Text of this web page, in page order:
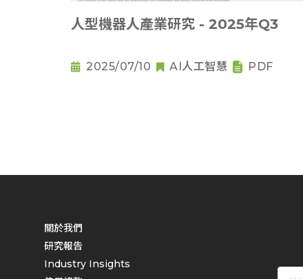
人型機器人產業研究 - 2025年Q3
2025/07/10 AI人工智慧 PDF
關於我們
研究報告
Industry Insights